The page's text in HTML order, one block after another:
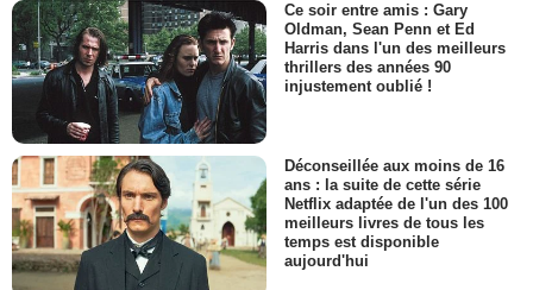
Ce soir entre amis : Gary
Oldman, Sean Penn et Ed
Harris dans l'un des meilleurs
thrillers des années 90
injustement oublié !
Déconseillée aux moins de 16
ans : la suite de cette série
Netflix adaptée de l'un des 100
meilleurs livres de tous les
temps est disponible
aujourd'hui